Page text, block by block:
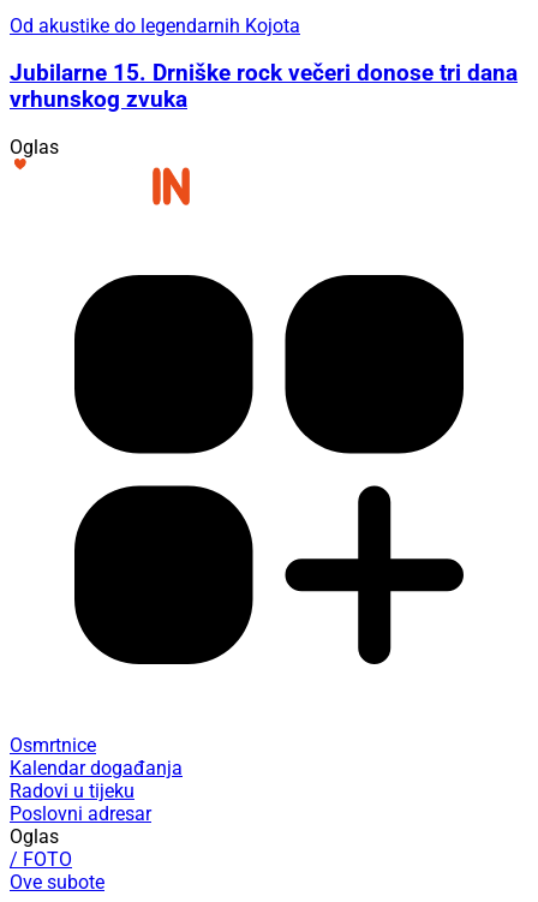
Od akustike do legendarnih Kojota
Jubilarne 15. Drniške rock večeri donose tri dana
vrhunskog zvuka
Oglas
Osmrtnice
Kalendar događanja
Radovi u tijeku
Poslovni adresar
Oglas
/ FOTO
Ove subote